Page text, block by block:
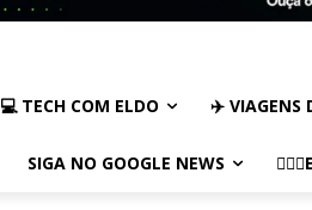
💻 TECH COM ELDO ✈️ VIAGENS
SIGA NO GOOGLE NEWS